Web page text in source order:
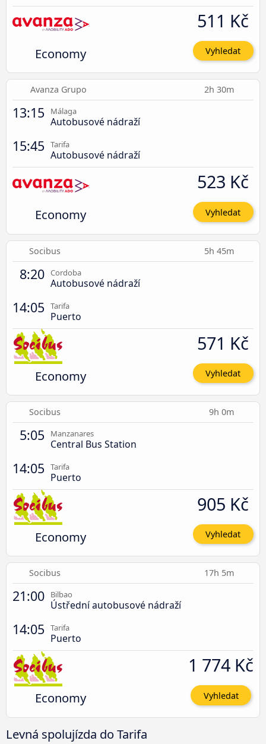
Economy
511 Kč
Vyhledat
Avanza Grupo 2h 30m
13:15 Málaga
Autobusové nádraží
15:45 Tarifa
Autobusové nádraží
Economy
523 Kč
Vyhledat
Socibus 5h 45m
8:20 Cordoba
Autobusové nádraží
14:05 Tarifa
Puerto
Economy
571 Kč
Vyhledat
Socibus 9h 0m
5:05 Manzanares
Central Bus Station
14:05 Tarifa
Puerto
Economy
905 Kč
Vyhledat
Socibus 17h 5m
21:00 Bilbao
Ústřední autobusové nádraží
14:05 Tarifa
Puerto
Economy
1 774 Kč
Vyhledat
Levná spolujízda do Tarifa